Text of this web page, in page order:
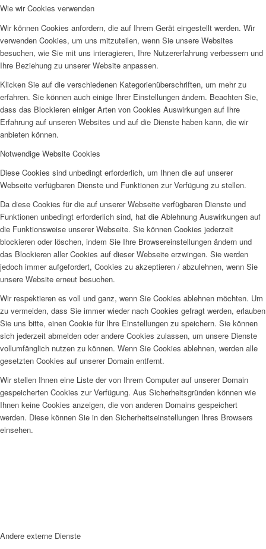
Wie wir Cookies verwenden
Wir können Cookies anfordern, die auf Ihrem Gerät eingestellt werden. Wir
verwenden Cookies, um uns mitzuteilen, wenn Sie unsere Websites
besuchen, wie Sie mit uns interagieren, Ihre Nutzererfahrung verbessern und
Ihre Beziehung zu unserer Website anpassen.
Klicken Sie auf die verschiedenen Kategorienüberschriften, um mehr zu
erfahren. Sie können auch einige Ihrer Einstellungen ändern. Beachten Sie,
dass das Blockieren einiger Arten von Cookies Auswirkungen auf Ihre
Erfahrung auf unseren Websites und auf die Dienste haben kann, die wir
anbieten können.
Notwendige Website Cookies
Diese Cookies sind unbedingt erforderlich, um Ihnen die auf unserer
Webseite verfügbaren Dienste und Funktionen zur Verfügung zu stellen.
Da diese Cookies für die auf unserer Webseite verfügbaren Dienste und
Funktionen unbedingt erforderlich sind, hat die Ablehnung Auswirkungen auf
die Funktionsweise unserer Webseite. Sie können Cookies jederzeit
blockieren oder löschen, indem Sie Ihre Browsereinstellungen ändern und
das Blockieren aller Cookies auf dieser Webseite erzwingen. Sie werden
jedoch immer aufgefordert, Cookies zu akzeptieren / abzulehnen, wenn Sie
unsere Website erneut besuchen.
Wir respektieren es voll und ganz, wenn Sie Cookies ablehnen möchten. Um
zu vermeiden, dass Sie immer wieder nach Cookies gefragt werden, erlauben
Sie uns bitte, einen Cookie für Ihre Einstellungen zu speichern. Sie können
sich jederzeit abmelden oder andere Cookies zulassen, um unsere Dienste
vollumfänglich nutzen zu können. Wenn Sie Cookies ablehnen, werden alle
gesetzten Cookies auf unserer Domain entfernt.
Wir stellen Ihnen eine Liste der von Ihrem Computer auf unserer Domain
gespeicherten Cookies zur Verfügung. Aus Sicherheitsgründen können wie
Ihnen keine Cookies anzeigen, die von anderen Domains gespeichert
werden. Diese können Sie in den Sicherheitseinstellungen Ihres Browsers
einsehen.
Andere externe Dienste